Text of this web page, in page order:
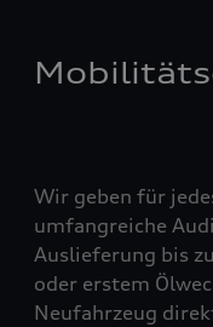
Wir geben für
umfangreiche
Auslieferung bis
oder erstem
Neufahrzeug